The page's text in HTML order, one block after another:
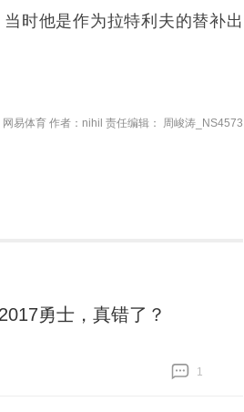
时他是作为拉特利夫的替补出
易体育 作者：nihil 责任编辑： 周峻涛_NS4573
勇士，真错了？
1